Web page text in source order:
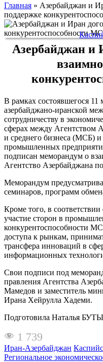
Главная » Азербайджан и
поддержке
Азербайджан и
В рамках состоявшегося 11
азербайджано-иранской
сотрудничеству в
сферах между Агентством
и среднего бизнеса (МСБ)
промышленных
подписан меморандум о
Агентство Азербайджана
Меморандум
семинаров, программ
Кроме того, в
участие сторон в
конкурентоспособности
доступа к рынкам,
трансфера инноваций в
информационных
Свои подписи под
правления Агентства
Мамедов и заместитель
Ирана Хейрулла Хадеми.
Подготовила Наталья
1 739
Иран-Азербайджан
Региональное